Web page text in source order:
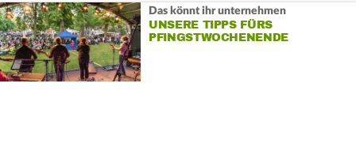
Das könnt ihr unternehmen
UNSERE TIPPS FÜRS
PFINGSTWOCHENENDE